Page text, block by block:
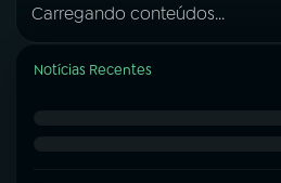
Carregando conteúdos...
Notícias Recentes